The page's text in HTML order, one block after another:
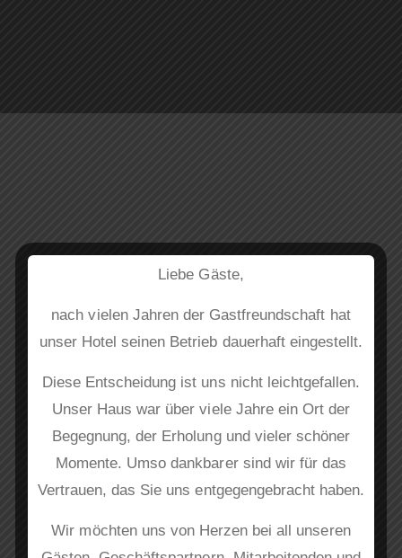
Suchen
Neueste Beiträge
Liebe Gäste,
nach vielen Jahren der Gastfreundschaft hat
unser Hotel seinen Betrieb dauerhaft eingestellt.
Diese Entscheidung ist uns nicht leichtgefallen.
Unser Haus war über viele Jahre ein Ort der
Begegnung, der Erholung und vieler schöner
Momente. Umso dankbarer sind wir für das
Vertrauen, das Sie uns entgegengebracht haben.
Wir möchten uns von Herzen bei all unseren